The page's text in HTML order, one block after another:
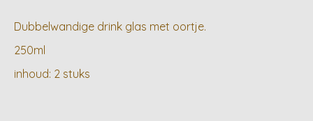
Dubbelwandige drink glas met oortje.
250ml
inhoud: 2 stuks